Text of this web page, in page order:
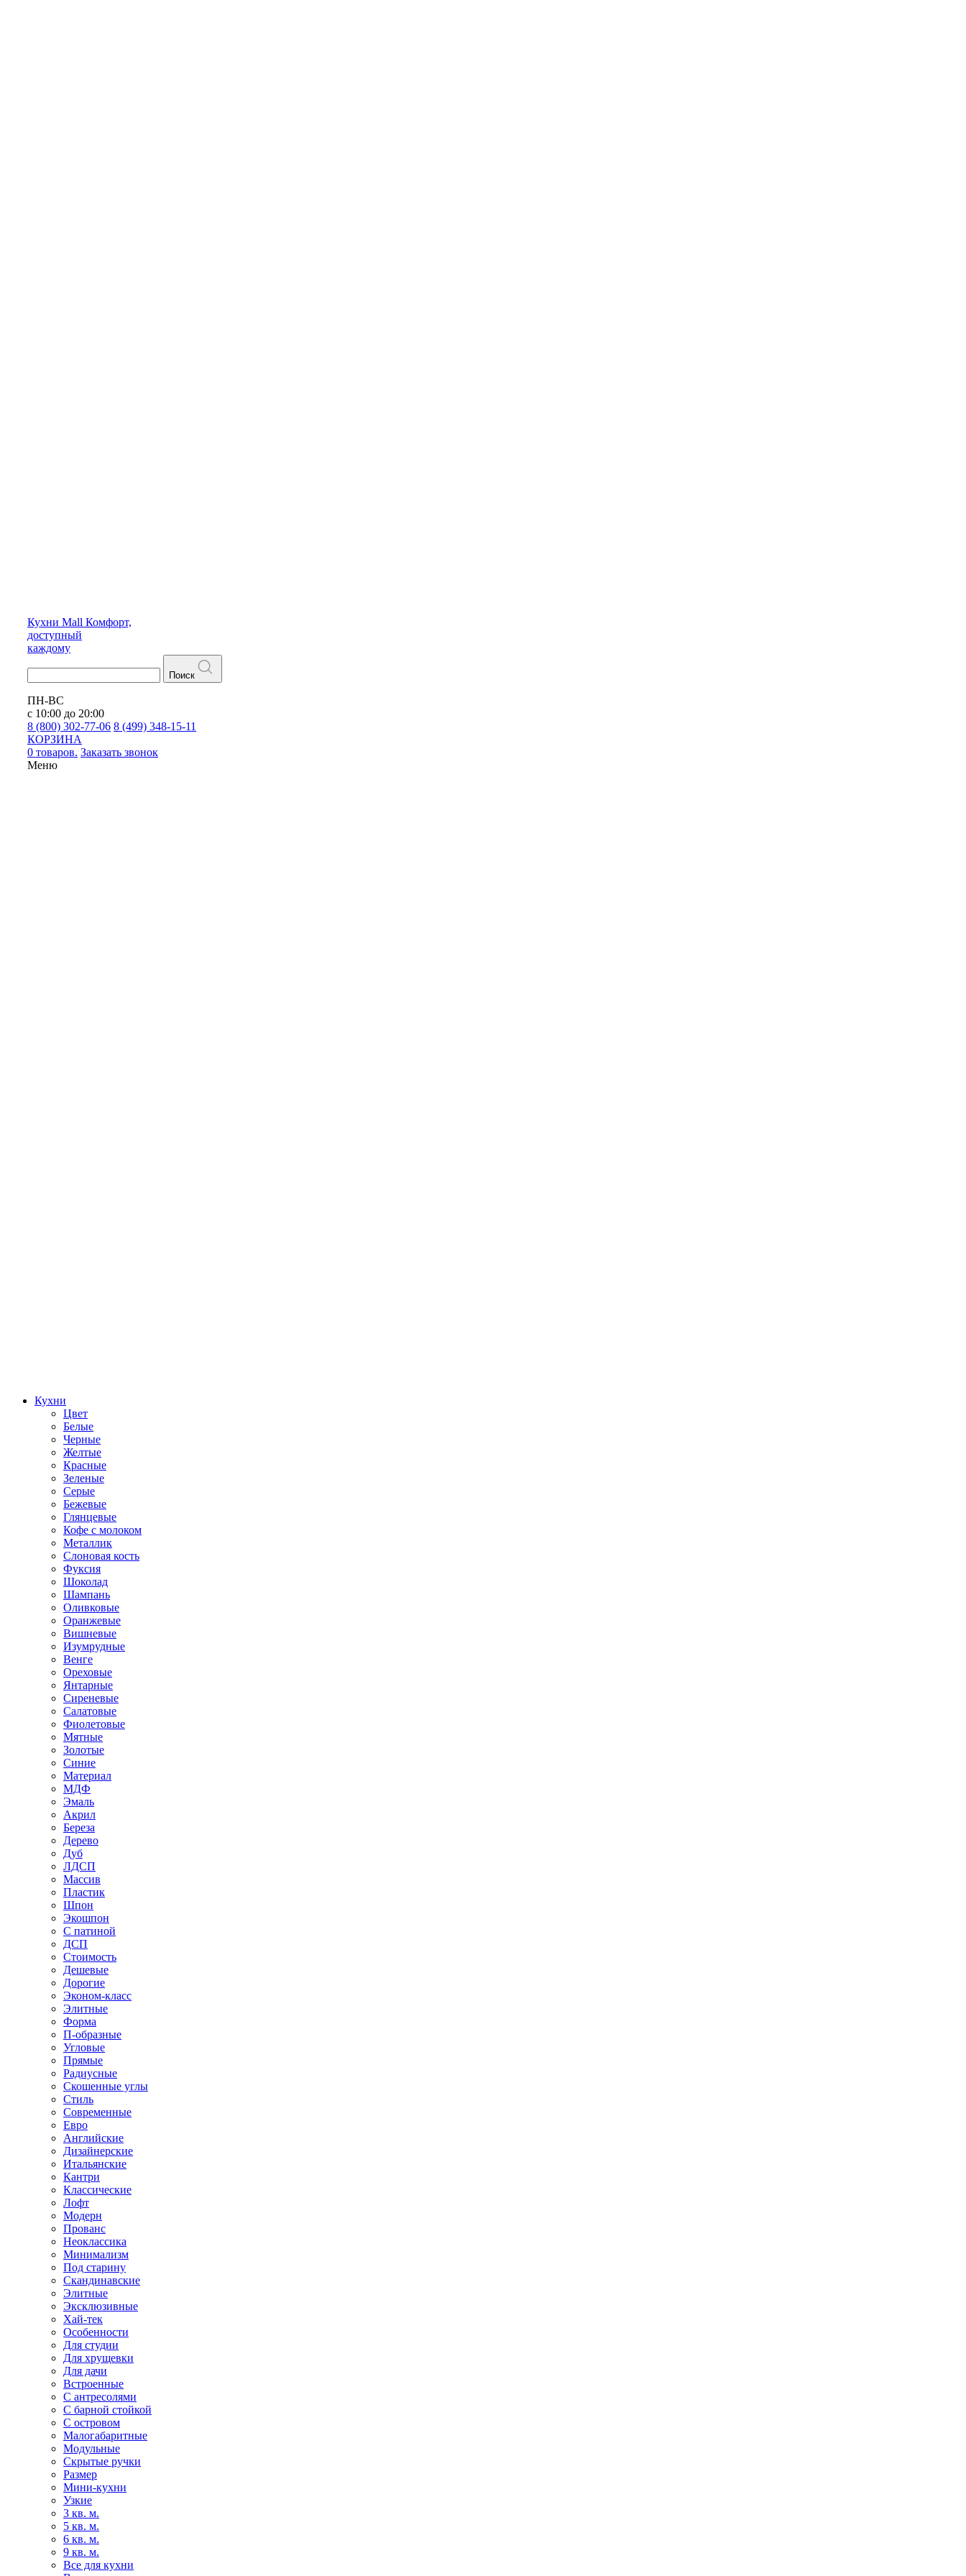
Кухни Mall Комфорт,
доступный
каждому
Поиск
ПН-ВС
с 10:00 до 20:00
8 (800) 302-77-06 8 (499) 348-15-11
КОРЗИНА
0 товаров. Заказать звонок
Меню
Кухни
Цвет
Белые
Черные
Желтые
Красные
Зеленые
Серые
Бежевые
Глянцевые
Кофе с молоком
Металлик
Слоновая кость
Фуксия
Шоколад
Шампань
Оливковые
Оранжевые
Вишневые
Изумрудные
Венге
Ореховые
Янтарные
Сиреневые
Салатовые
Фиолетовые
Мятные
Золотые
Синие
Материал
МДФ
Эмаль
Акрил
Береза
Дерево
Дуб
ЛДСП
Массив
Пластик
Шпон
Экошпон
С патиной
ДСП
Стоимость
Дешевые
Дорогие
Эконом-класс
Элитные
Форма
П-образные
Угловые
Прямые
Радиусные
Скошенные углы
Стиль
Современные
Евро
Английские
Дизайнерские
Итальянские
Кантри
Классические
Лофт
Модерн
Прованс
Неоклассика
Минимализм
Под старину
Скандинавские
Элитные
Эксклюзивные
Хай-тек
Особенности
Для студии
Для хрущевки
Для дачи
Встроенные
С антресолями
С барной стойкой
С островом
Малогабаритные
Модульные
Скрытые ручки
Размер
Мини-кухни
Узкие
3 кв. м.
5 кв. м.
6 кв. м.
9 кв. м.
Все для кухни